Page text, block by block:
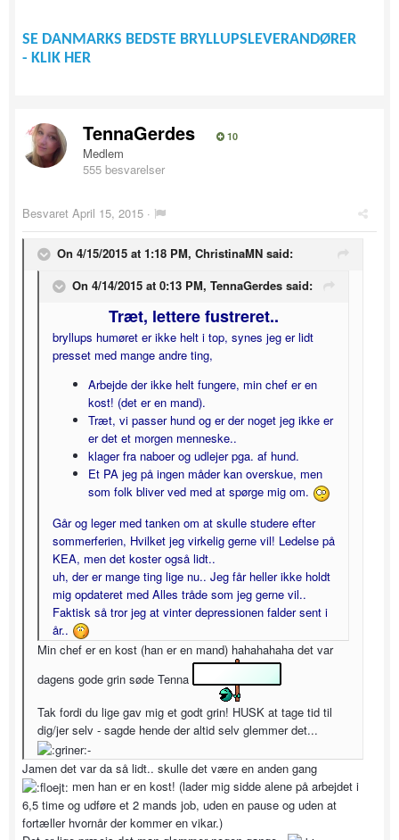
SE DANMARKS BEDSTE BRYLLUPSLEVERANDØRER
- KLIK HER
TennaGerdes 10
Medlem
555 besvarelser
Besvaret April 15, 2015 ·
On 4/15/2015 at 1:18 PM, ChristinaMN said:
On 4/14/2015 at 0:13 PM, TennaGerdes said:
Træt, lettere fustreret..
bryllups humøret er ikke helt i top, synes jeg er lidt
presset med mange andre ting,
Arbejde der ikke helt fungere, min chef er en
kost! (det er en mand).
Træt, vi passer hund og er der noget jeg ikke er
er det et morgen menneske..
klager fra naboer og udlejer pga. af hund.
Et PA jeg på ingen måder kan overskue, men
som folk bliver ved med at spørge mig om.
Går og leger med tanken om at skulle studere efter
sommerferien, Hvilket jeg virkelig gerne vil! Ledelse på
KEA, men det koster også lidt..
uh, der er mange ting lige nu.. Jeg får heller ikke holdt
mig opdateret med Alles tråde som jeg gerne vil..
Faktisk så tror jeg at vinter depressionen falder sent i
år..
Min chef er en kost (han er en mand) hahahahaha det var
dagens gode grin søde Tenna
Tak fordi du lige gav mig et godt grin! HUSK at tage tid til
dig/jer selv - sagde hende der altid selv glemmer det...
Jamen det var da så lidt.. skulle det være en anden gang
men han er en kost! (lader mig sidde alene på arbejdet i
6,5 time og udføre et 2 mands job, uden en pause og uden at
fortæller hvornår der kommer en vikar.)